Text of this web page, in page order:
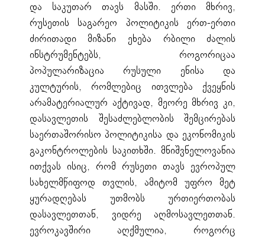
და საკუთარ თავს მასში. ერთი მხრივ,
რუსეთის საგარეო პოლიტიკის ერთ-ერთი
ძირითადი მიზანი ეხება რბილი ძალის
ინსტრუმენტებს, როგორიცაა
პოპულარიზაცია რუსული ენისა და
კულტურის, რომლებიც ითვლება ქვეყნის
არამატერიალურ აქტივად, მეორე მხრივ კი,
დასავლეთის შესაძლებლობის შემცირებას
საერთაშორისო პოლიტიკისა და ეკონომიკის
გაკონტროლების საკითხში. მნიშვნელოვანია
ითქვას ისიც, რომ რუსეთი თავს ევროპულ
სახელმწიფოდ თვლის, ამიტომ უფრო მეტ
ყურადღებას უთმობს ურთიერთობას
დასავლეთთან, ვიდრე აღმოსავლეთთან.
ევროკავშირი აღქმულია, როგორც